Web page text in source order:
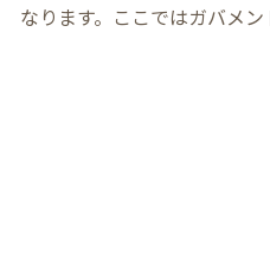
なります。ここではガバメ